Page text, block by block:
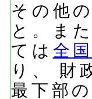
その他
と。ま
ては 全
り、 財
最下部